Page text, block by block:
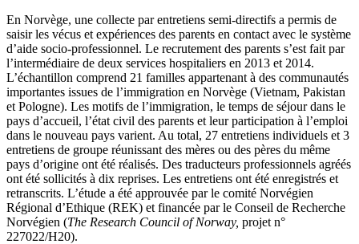
En Norvège, une collecte par entretiens semi-directifs a permis de
saisir les vécus et expériences des parents en contact avec le système
d’aide socio-professionnel. Le recrutement des parents s’est fait par
l’intermédiaire de deux services hospitaliers en 2013 et 2014.
L’échantillon comprend 21 familles appartenant à des communautés
importantes issues de l’immigration en Norvège (Vietnam, Pakistan
et Pologne). Les motifs de l’immigration, le temps de séjour dans le
pays d’accueil, l’état civil des parents et leur participation à l’emploi
dans le nouveau pays varient. Au total, 27 entretiens individuels et 3
entretiens de groupe réunissant des mères ou des pères du même
pays d’origine ont été réalisés. Des traducteurs professionnels agréés
ont été sollicités à dix reprises. Les entretiens ont été enregistrés et
retranscrits. L’étude a été approuvée par le comité Norvégien
Régional d’Ethique (REK) et financée par le Conseil de Recherche
Norvégien (The Research Council of Norway, projet n°
227022/H20).